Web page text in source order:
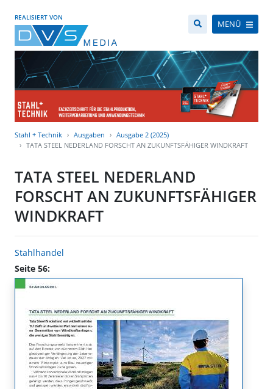
REALISIERT VON
MENÜ
Stahl + Technik Ausgaben
Ausgabe 2 (2025)
TATA STEEL NEDERLAND FORSCHT AN ZUKUNFTSFÄHIGER WINDKRAFT
TATA STEEL NEDERLAND
FORSCHT AN ZUKUNFTSFÄHIGER
WINDKRAFT
Stahlhandel
Seite 56: